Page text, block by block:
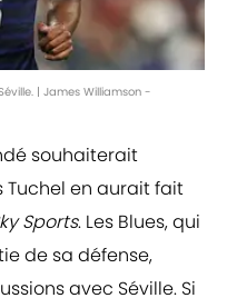
| James Williamson -
souhaiterait
Tuchel en aurait fait
Sports. Les Blues, qui
de sa défense,
avec Séville. Si